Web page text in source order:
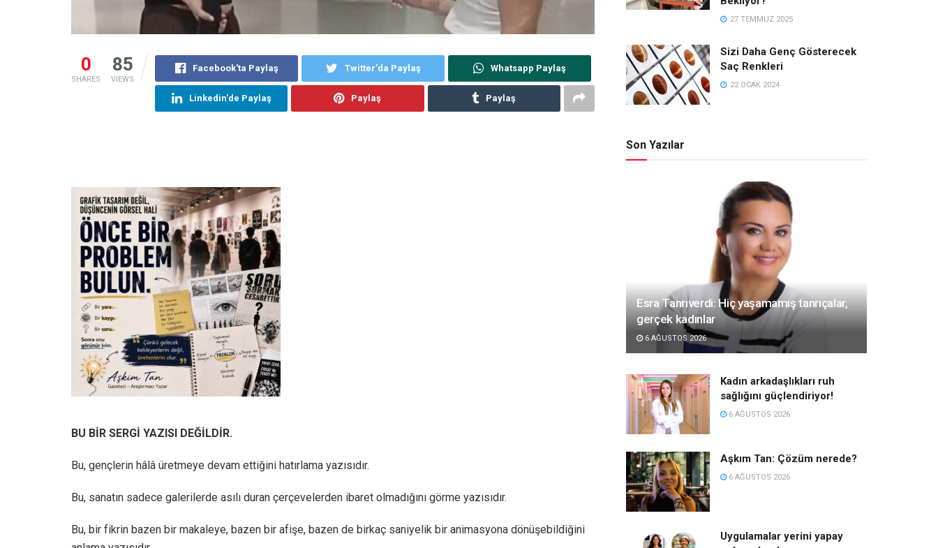
0
SHARES
85
VIEWS
Facebook'ta Paylaş Twitter'da Paylaş Whatsapp Paylaş
Linkedin'de Paylaş Paylaş Paylaş
BU BİR SERGİ YAZISI DEĞİLDİR.
Bu, gençlerin hâlâ üretmeye devam ettiğini hatırlama yazısıdır.
Bu, sanatın sadece galerilerde asılı duran çerçevelerden ibaret olmadığını görme yazısıdır.
Bu, bir fikrin bazen bir makaleye, bazen bir afişe, bazen de birkaç saniyelik bir animasyona dönüşebildiğini
27 TEMMUZ 2025
Sizi Daha Genç Gösterecek
Saç Renkleri
22 OCAK 2024
Son Yazılar
Esra Tanrıverdi: Hiç yaşamamış tanrıçalar,
gerçek kadınlar
6 AĞUSTOS 2026
Kadın arkadaşlıkları ruh
sağlığını güçlendiriyor!
6 AĞUSTOS 2026
Aşkım Tan: Çözüm nerede?
6 AĞUSTOS 2026
Uygulamalar yerini yapay